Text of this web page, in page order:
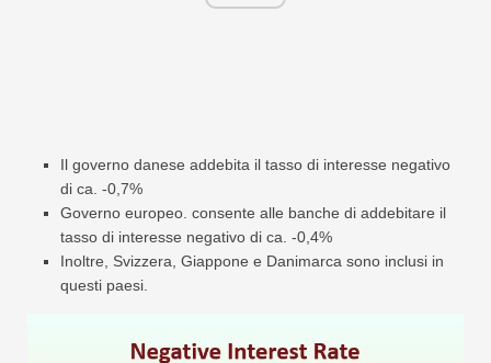
Il governo danese addebita il tasso di interesse negativo
di ca. -0,7%
Governo europeo. consente alle banche di addebitare il
tasso di interesse negativo di ca. -0,4%
Inoltre, Svizzera, Giappone e Danimarca sono inclusi in
questi paesi.